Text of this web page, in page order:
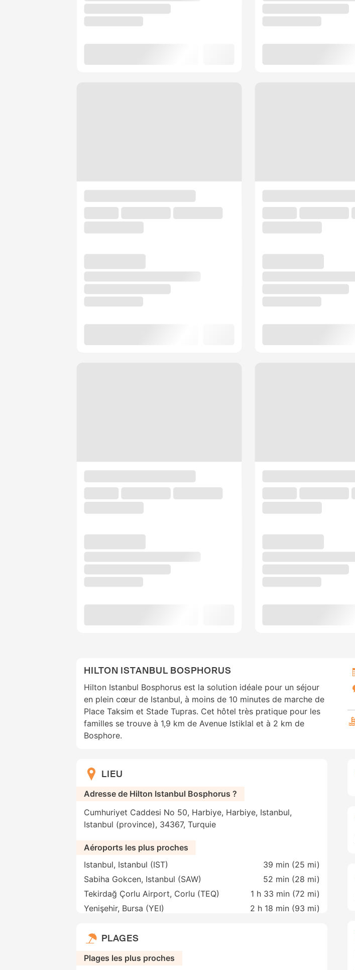
HILTON ISTANBUL BOSPHORUS
Hilton Istanbul Bosphorus est la solution idéale pour un séjour
en plein cœur de Istanbul, à moins de 10 minutes de marche de
Place Taksim et Stade Tupras. Cet hôtel très pratique pour les
familles se trouve à 1,9 km de Avenue Istiklal et à 2 km de
Bosphore.
LIEU
Adresse de Hilton Istanbul Bosphorus ?
Cumhuriyet Caddesi No 50, Harbiye, Harbiye, Istanbul,
Istanbul (province), 34367, Turquie
Aéroports les plus proches
Istanbul, Istanbul (IST)
39 min (25 mi)
Sabiha Gokcen, Istanbul (SAW)
52 min (28 mi)
Tekirdağ Çorlu Airport, Corlu (TEQ)
1 h 33 min (72 mi)
Yenişehir, Bursa (YEI)
2 h 18 min (93 mi)
PLAGES
Plages les plus proches